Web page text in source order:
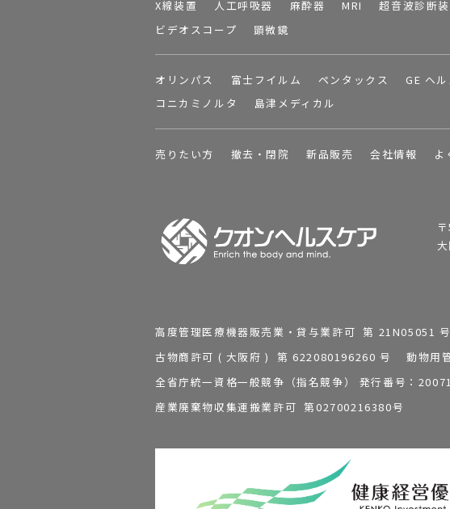
X線装置 人工呼吸器 麻酔器 MRI 超音波診断
ビデオスコープ
顕微鏡
オリンパス 富士フイルム ペンタックス GE ヘ
コニカミノルタ
島津メディカル
売りたい方 撤去・閉院 新品販売 会社情報 よ
高度管理医療機器販売業・貸与業許可 第 21N05051
古物商許可 ( 大阪府 ) 第 622080196260 号 動物用管
全省庁統一資格一般競争（指名競争） 発行番号：
産業廃棄物収集運搬業許可 第02700216380号